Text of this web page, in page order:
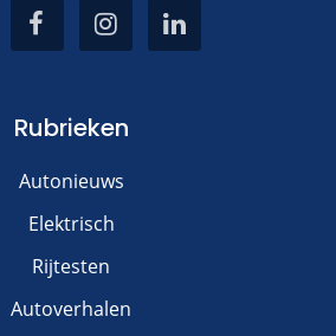
Rubrieken
Autonieuws
Elektrisch
Rijtesten
Autoverhalen